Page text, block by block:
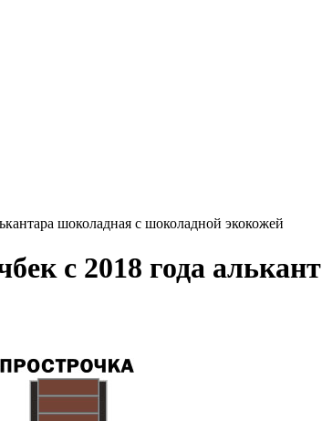
шоколадная с шоколадной экокожей
с 2018 года